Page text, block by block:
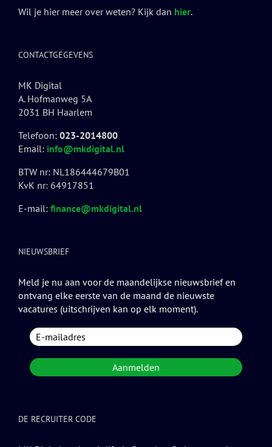
Wil je hier meer over weten? Kijk dan hier.
CONTACTGEGEVENS
MK Digital
A. Hofmanweg 5A
2031 BH Haarlem
Telefoon: 023-2014800
Email: info@mkdigital.nl
BTW nr: NL186444679B01
KvK nr: 64917851
E-mail: finance@mkdigital.nl
NIEUWSBRIEF
Meld je nu aan voor de maandelijkse nieuwsbrief en
ontvang elke eerste van de maand de nieuwste
vacatures (uitschrijven kan op elk moment).
DE RECRUITER CODE